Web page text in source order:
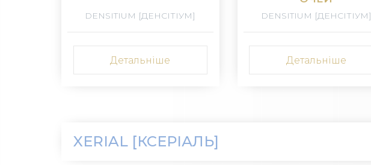
DENSITIUM [ДЕНСІТІУМ]
Детальніше
DENSITIUM [ДЕНСІТІУМ]
Детальніше
XERIAL [КСЕРІАЛЬ]